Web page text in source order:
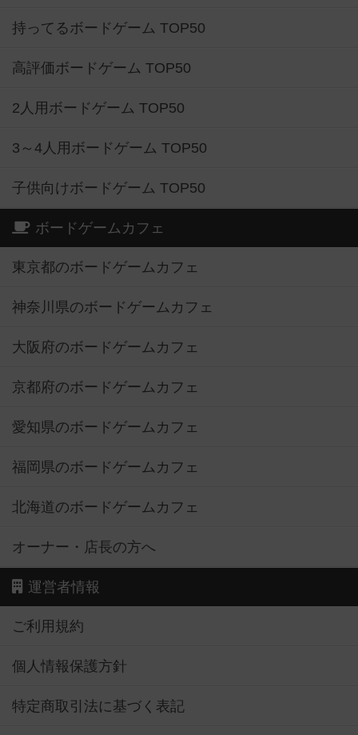
持ってるボードゲーム TOP50
高評価ボードゲーム TOP50
2人用ボードゲーム TOP50
3～4人用ボードゲーム TOP50
子供向けボードゲーム TOP50
ボードゲームカフェ
東京都のボードゲームカフェ
神奈川県のボードゲームカフェ
大阪府のボードゲームカフェ
京都府のボードゲームカフェ
愛知県のボードゲームカフェ
福岡県のボードゲームカフェ
北海道のボードゲームカフェ
オーナー・店長の方へ
運営者情報
ご利用規約
個人情報保護方針
特定商取引法に基づく表記